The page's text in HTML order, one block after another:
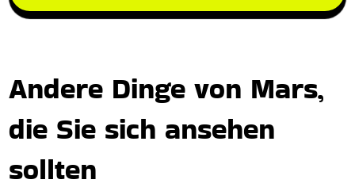
Andere Dinge von Mars,
die Sie sich ansehen
sollten